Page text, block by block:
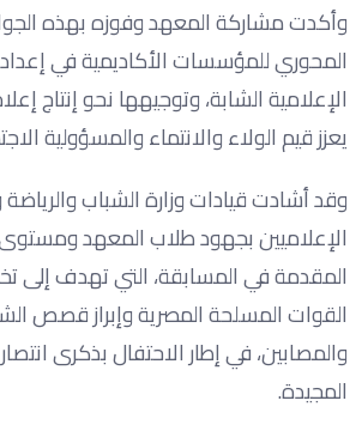
وأكدت مشاركة المعهد وفوزه بهذه
المحوري للمؤسسات الأكاديمية في
الإعلامية الشابة، وتوجيهها نحو إنتاج
يعزز قيم الولاء والانتماء والمسؤولية
وقد أشادت قيادات وزارة الشباب والرياضة
الإعلاميين بجهود طلاب المعهد
المقدمة في المسابقة، التي تهدف إلى
القوات المسلحة المصرية وإبراز قصص
والمصابين، في إطار الاحتفال بذكرى
المجيدة.